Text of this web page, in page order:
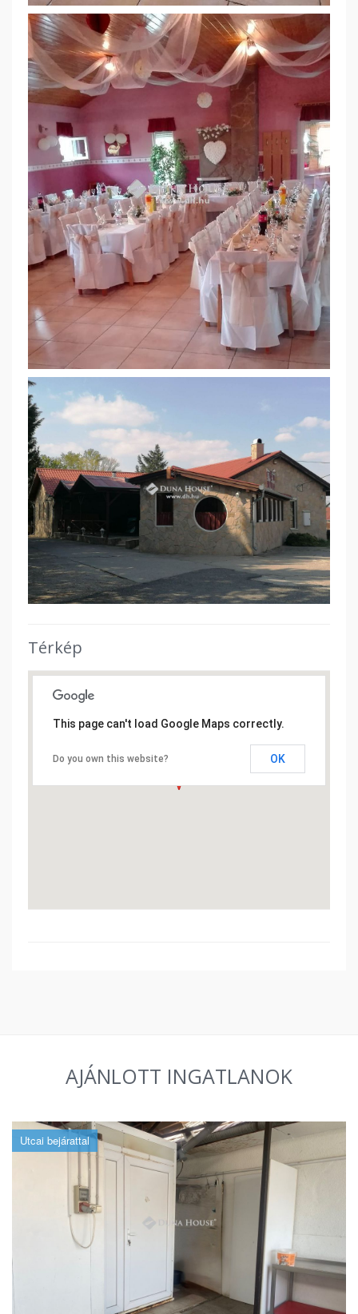
Térkép
This page can't load Google Maps correctly.
Do you own this website? OK
AJÁNLOTT INGATLANOK
Utcai bejárattal